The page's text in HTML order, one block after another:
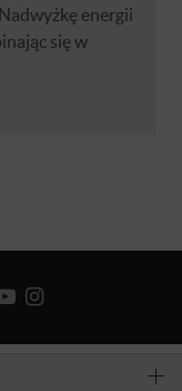
energii
się w